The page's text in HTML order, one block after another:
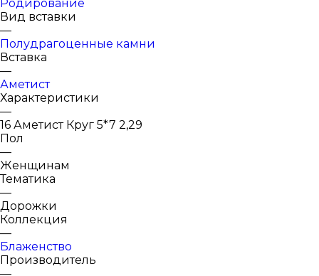
Родирование
Вид вставки
—
Полудрагоценные камни
Вставка
—
Аметист
Характеристики
—
16 Аметист Круг 5*7 2,29
Пол
—
Женщинам
Тематика
—
Дорожки
Коллекция
—
Блаженство
Производитель